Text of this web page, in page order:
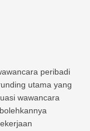
peribadi
utama yang
wawancara